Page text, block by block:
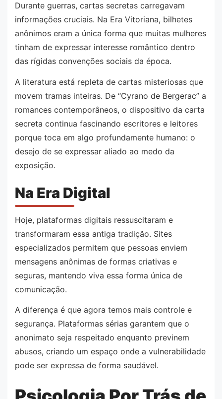
Durante guerras, cartas secretas carregavam
informações cruciais. Na Era Vitoriana, bilhetes
anônimos eram a única forma que muitas mulheres
tinham de expressar interesse romântico dentro
das rígidas convenções sociais da época.
A literatura está repleta de cartas misteriosas que
movem tramas inteiras. De “Cyrano de Bergerac” a
romances contemporâneos, o dispositivo da carta
secreta continua fascinando escritores e leitores
porque toca em algo profundamente humano: o
desejo de se expressar aliado ao medo da
exposição.
Na Era Digital
Hoje, plataformas digitais ressuscitaram e
transformaram essa antiga tradição. Sites
especializados permitem que pessoas enviem
mensagens anônimas de formas criativas e
seguras, mantendo viva essa forma única de
comunicação.
A diferença é que agora temos mais controle e
segurança. Plataformas sérias garantem que o
anonimato seja respeitado enquanto previnem
abusos, criando um espaço onde a vulnerabilidade
pode ser expressa de forma saudável.